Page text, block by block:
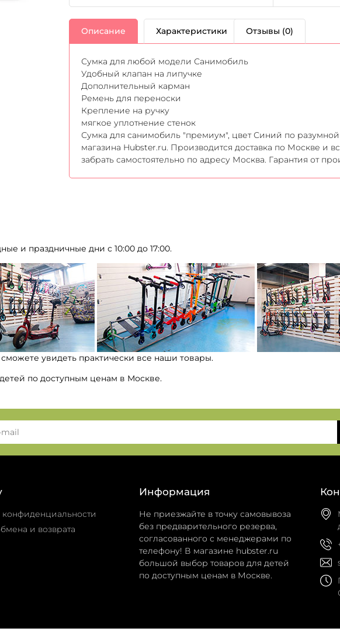
Описание Характеристики Отзывы (0)
Сумка для любой модели Санимобиль
Удобный клапан на липучке
Дополнительный карман
Ремень для переноски
Крепление на ручку
мягкое уплотнение стенок
Сумка для санимобиль "премиум", цвет Синий по разумной
магазина Hubster.ru. Производится доставка по Москве и
забрать самостоятельно по адресу Москва. Гарантия от
и праздничные дни с 10:00 до 17:00.
увидеть практически все наши товары.
по доступным ценам в Москве.
и возврата
Информация
Не приезжайте в точку самовывоза
без предварительного резерва,
согласованного с менеджерами по
телефону! В магазине hubster.ru
большой выбор товаров для детей
по доступным ценам в Москве.